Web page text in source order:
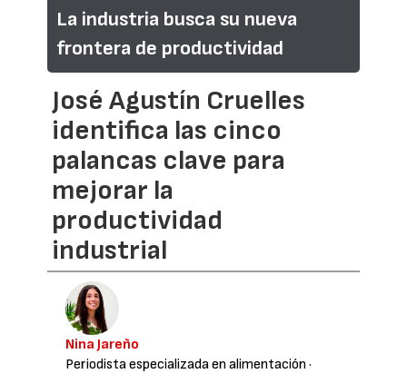
La industria busca su nueva
frontera de productividad
José Agustín Cruelles
identifica las cinco
palancas clave para
mejorar la
productividad
industrial
Nina Jareño
Periodista especializada en alimentación ·